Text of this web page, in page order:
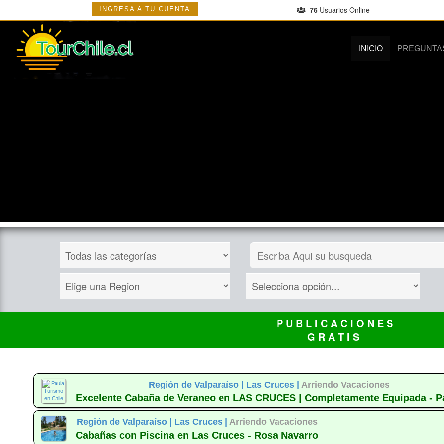
INGRESA A TU CUENTA 76Usuarios Online
INICIO
P U B L I C A C I O N E S
G R A T I S
Región de Valparaíso | Las Cruces | Arriendo Vacaciones
Excelente Cabaña de Veraneo en LAS CRUCES | Completamente Equipada -
Región de Valparaíso | Las Cruces | Arriendo Vacaciones
Cabañas con Piscina en Las Cruces - Rosa Navarro